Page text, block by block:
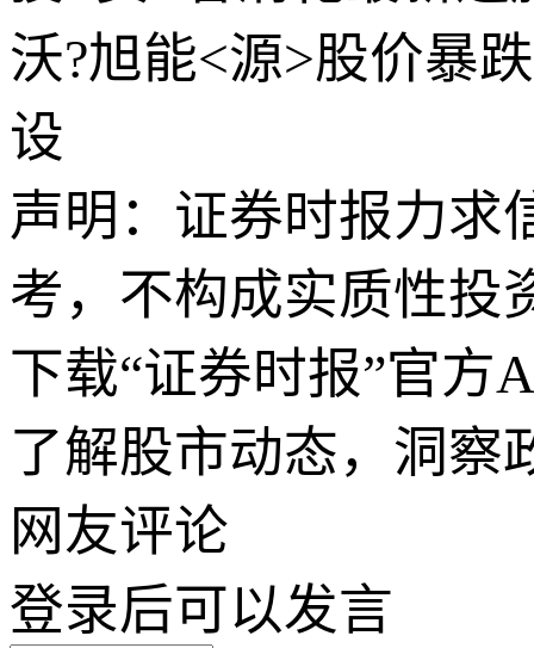
沃?旭能<源>股价暴
设
声明：证券时报力求
考，不构成实质性投
下载“证券时报”官方
了解股市动态，洞察
网友评论
登录后可以发言